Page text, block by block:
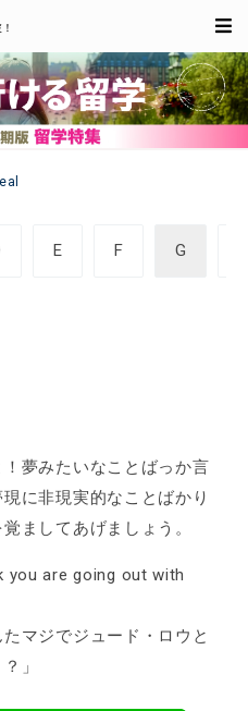
E F G
夢みたいなことばっか言
に非現実的なことばかり
ましてあげましょう。
you are going out with
マジでジュード・ロウと
」